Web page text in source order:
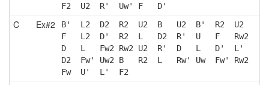
F2  U2  R'  Uw' F   D'
C Ex#2
B'  L2  D2  R2  U2  B   U2  B'  R2  U2
F   L2  D'  R2  L   D2  R'  U   F   Rw2
D   L   Fw2 Rw2 U2  R'  D   L   D'  L'
D2  Fw' Uw2 B   R2  L   Rw' Uw  Fw' Rw2
Fw  U'  L'  F2